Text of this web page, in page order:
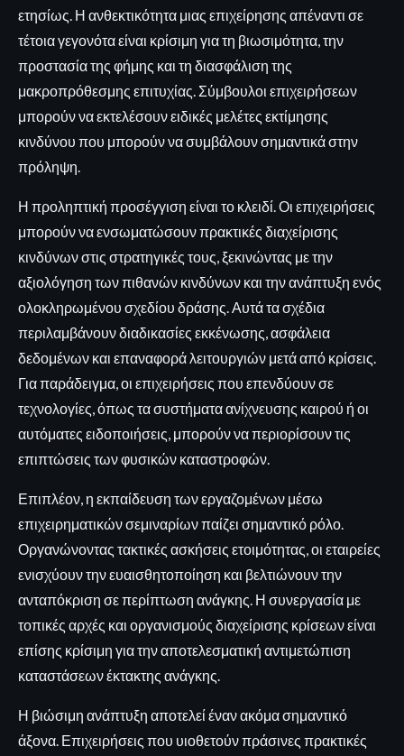
ετησίως. Η ανθεκτικότητα μιας επιχείρησης απέναντι σε
τέτοια γεγονότα είναι κρίσιμη για τη βιωσιμότητα, την
προστασία της φήμης και τη διασφάλιση της
μακροπρόθεσμης επιτυχίας. Σύμβουλοι επιχειρήσεων
μπορούν να εκτελέσουν ειδικές μελέτες εκτίμησης
κινδύνου που μπορούν να συμβάλουν σημαντικά στην
πρόληψη.
Η προληπτική προσέγγιση είναι το κλειδί. Οι επιχειρήσεις
μπορούν να ενσωματώσουν πρακτικές διαχείρισης
κινδύνων στις στρατηγικές τους, ξεκινώντας με την
αξιολόγηση των πιθανών κινδύνων και την ανάπτυξη ενός
ολοκληρωμένου σχεδίου δράσης. Αυτά τα σχέδια
περιλαμβάνουν διαδικασίες εκκένωσης, ασφάλεια
δεδομένων και επαναφορά λειτουργιών μετά από κρίσεις.
Για παράδειγμα, οι επιχειρήσεις που επενδύουν σε
τεχνολογίες, όπως τα συστήματα ανίχνευσης καιρού ή οι
αυτόματες ειδοποιήσεις, μπορούν να περιορίσουν τις
επιπτώσεις των φυσικών καταστροφών.
Επιπλέον, η εκπαίδευση των εργαζομένων μέσω
επιχειρηματικών σεμιναρίων παίζει σημαντικό ρόλο.
Οργανώνοντας τακτικές ασκήσεις ετοιμότητας, οι εταιρείες
ενισχύουν την ευαισθητοποίηση και βελτιώνουν την
ανταπόκριση σε περίπτωση ανάγκης. Η συνεργασία με
τοπικές αρχές και οργανισμούς διαχείρισης κρίσεων είναι
επίσης κρίσιμη για την αποτελεσματική αντιμετώπιση
καταστάσεων έκτακτης ανάγκης.
Η βιώσιμη ανάπτυξη αποτελεί έναν ακόμα σημαντικό
άξονα. Επιχειρήσεις που υιοθετούν πράσινες πρακτικές